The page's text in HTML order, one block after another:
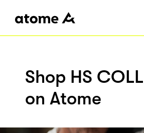
Shop HS
on Atome